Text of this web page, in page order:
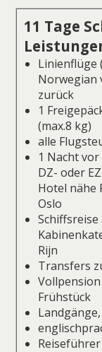
11 Tage
Linienflüge
Norwegian
zurück
1
(max.8 kg)
alle
1 Nacht
DZ- oder
Hotel nähe
Oslo
Rijn
Transfers
Frühstück